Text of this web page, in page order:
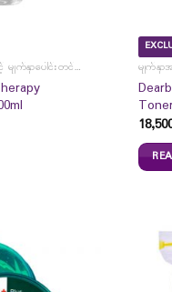
မျက်နှာသစ်ဆပ်ပြာများ နှင့် မျက်နှာပေါင်းတင်ကပ်ခွာများ
မျက်နှာ